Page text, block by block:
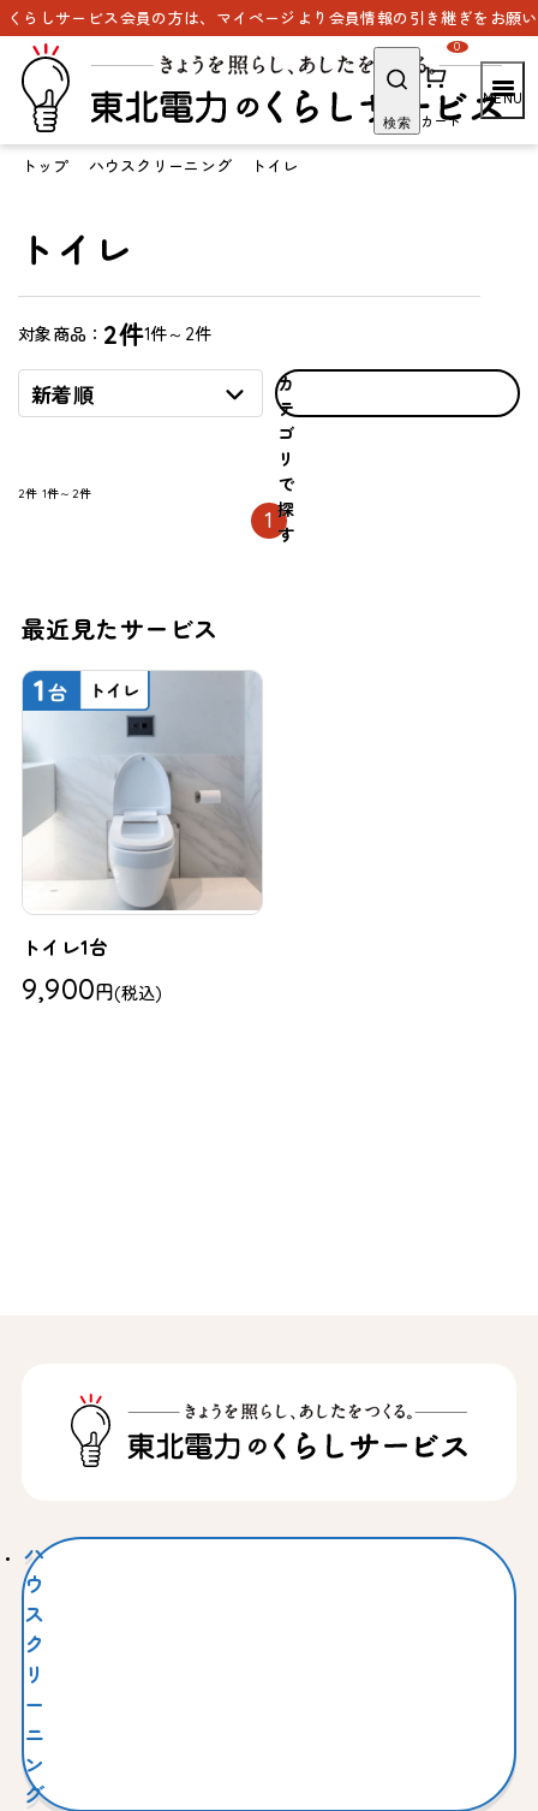
しサービス会員の方は、マイページより会員情報の引き継ぎをお願いい
検索 カート
0
トップ ハウスクリーニング トイレ
トイレ
対象商品： 2件1件～2件
新着順
カ
テ
ゴ
リ
で
探
す
2件 1件～2件
1
最近見たサービス
トイレ1台
9,900円(税込)
ハ
ウ
ス
ク
リ
ー
ニ
ン
グ